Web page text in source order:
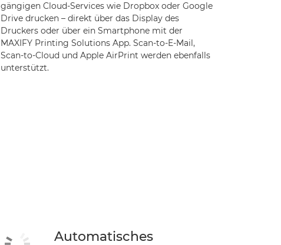
gängigen Cloud-Services wie Dropbox oder Google
Drive drucken – direkt über das Display des
Druckers oder über ein Smartphone mit der
MAXIFY Printing Solutions App. Scan-to-E-Mail,
Scan-to-Cloud und Apple AirPrint werden ebenfalls
unterstützt.
Automatisches